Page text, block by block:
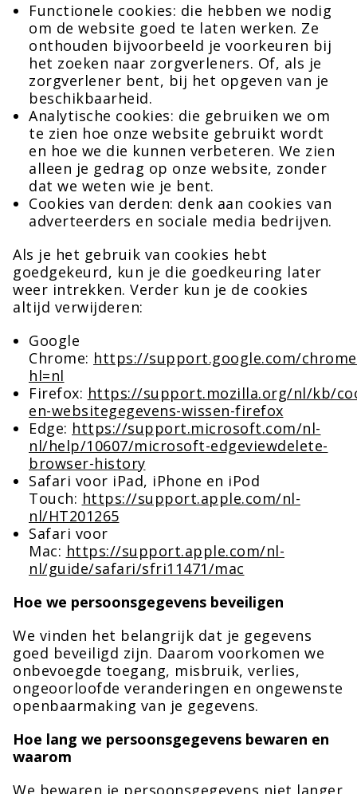
Functionele cookies: die hebben we nodig
om de website goed te laten werken. Ze
onthouden bijvoorbeeld je voorkeuren bij
het zoeken naar zorgverleners. Of, als je
zorgverlener bent, bij het opgeven van je
beschikbaarheid.
Analytische cookies: die gebruiken we om
te zien hoe onze website gebruikt wordt
en hoe we die kunnen verbeteren. We zien
alleen je gedrag op onze website, zonder
dat we weten wie je bent.
Cookies van derden: denk aan cookies van
adverteerders en sociale media bedrijven.
Als je het gebruik van cookies hebt
goedgekeurd, kun je die goedkeuring later
weer intrekken. Verder kun je de cookies
altijd verwijderen:
Google
Chrome: https://support.google.com/
hl=nl
Firefox: https://support.mozilla.org/nl/kb/
en-websitegegevens-wissen-firefox
Edge: https://support.microsoft.com/nl-
nl/help/10607/microsoft-edgeviewdelete-
browser-history
Safari voor iPad, iPhone en iPod
Touch: https://support.apple.com/nl-
nl/HT201265
Safari voor
Mac: https://support.apple.com/nl-
nl/guide/safari/sfri11471/mac
Hoe we persoonsgegevens beveiligen
We vinden het belangrijk dat je gegevens
goed beveiligd zijn. Daarom voorkomen we
onbevoegde toegang, misbruik, verlies,
ongeoorloofde veranderingen en ongewenste
openbaarmaking van je gegevens.
Hoe lang we persoonsgegevens bewaren en
waarom
We bewaren je persoonsgegevens niet langer